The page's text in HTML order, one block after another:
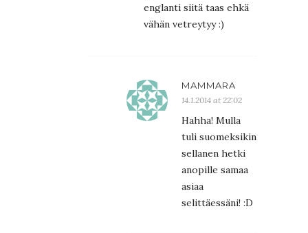
englanti siitä taas ehkä
vähän vetreytyy :)
MAMMARA
14.1.2014 at 22:02
Hahha! Mulla
tuli suomeksikin
sellanen hetki
anopille samaa
asiaa
selittäessäni! :D